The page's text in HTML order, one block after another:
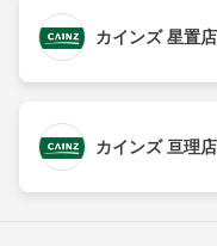
カインズ 星置店
カインズ 亘理店